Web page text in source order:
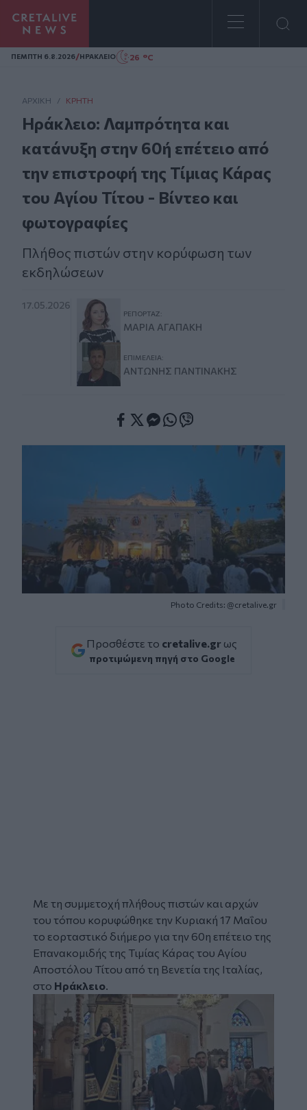
Homepage
ΠΕΜΠΤΗ 6.8.2026/ΗΡΑΚΛΕΙΟ 26 °C
ΑΡΧΙΚΗ / ΚΡΉΤΗ
Ηράκλειο: Λαμπρότητα και
κατάνυξη στην 60ή επέτειο από
την επιστροφή της Τίμιας Κάρας
του Αγίου Τίτου - Βίντεο και
φωτογραφίες
Πλήθος πιστών στην κορύφωση των
εκδηλώσεων
17.05.2026
ΡΕΠΟΡΤΆΖ:
ΜΑΡΊΑ ΑΓΑΠΆΚΗ
ΕΠΙΜΈΛΕΙΑ:
ΑΝΤΏΝΗΣ ΠΑΝΤΙΝΆΚΗΣ
Photo Credits: @cretalive.gr
Προσθέστε το cretalive.gr ως
προτιμώμενη πηγή στο Google
Με τη συμμετοχή πλήθους πιστών και αρχών
του τόπου κορυφώθηκε την Κυριακή 17 Μαΐου
το εορταστικό διήμερο για την 60η επέτειο της
Επανακομιδής της Τιμίας Κάρας του Αγίου
Αποστόλου Τίτου από τη Βενετία της Ιταλίας,
στο Ηράκλειο.